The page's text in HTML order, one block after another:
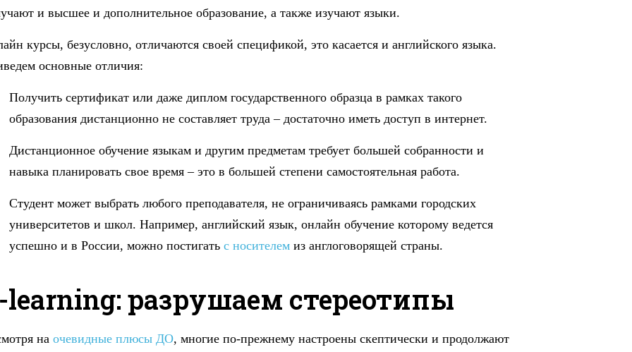
и высшее и дополнительное образование, а также изучают языки.
курсы, безусловно, отличаются своей спецификой, это касается и английского языка.
основные отличия:
Получить сертификат или даже диплом государственного образца в рамках такого
образования дистанционно не составляет труда – достаточно иметь доступ в интернет.
Дистанционное обучение языкам и другим предметам требует большей собранности и
навыка планировать свое время – это в большей степени самостоятельная работа.
Студент может выбрать любого преподавателя, не ограничиваясь рамками городских
университетов и школ. Например, английский язык, онлайн обучение которому ведется
успешно и в России, можно постигать с носителем из англоговорящей страны.
learning: разрушаем стереотипы
на очевидные плюсы ДО, многие по-прежнему настроены скептически и продолжают